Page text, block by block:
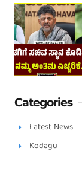
Categories
Latest News
Kodagu